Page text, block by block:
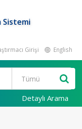
Sistemi
Girişi English
Detaylı Arama